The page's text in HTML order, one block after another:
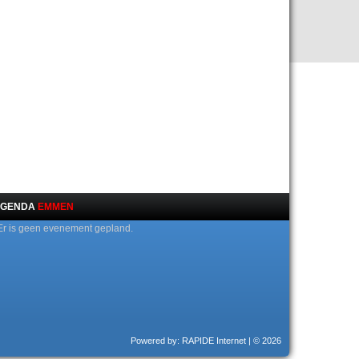
EMMEN
is geen evenement gepland.
Powered by: RAPIDE Internet | © 2026